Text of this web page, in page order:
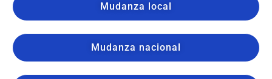
Mudanza local
Mudanza nacional